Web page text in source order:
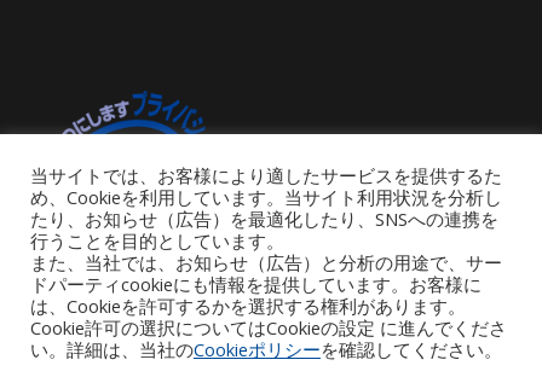
当サイトでは、お客様により適したサービスを提供するた
め、Cookieを利用しています。当サイト利用状況を分析し
たり、お知らせ（広告）を最適化したり、SNSへの連携を
行うことを目的としています。
また、当社では、お知らせ（広告）と分析の用途で、サー
ドパーティcookieにも情報を提供しています。お客様に
は、Cookieを許可するかを選択する権利があります。
Cookie許可の選択についてはCookieの設定 に進んでくださ
い。詳細は、当社のCookieポリシーを確認してください。